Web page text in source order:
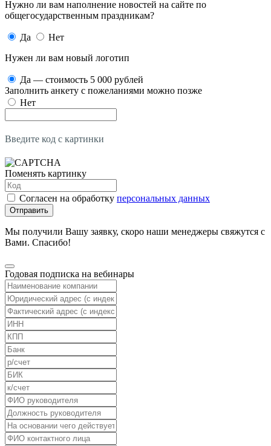
Нужно ли вам наполнение новостей на сайте по
общегосударственным праздникам?
Да
Нет
Нужен ли вам новый логотип
Да — стоимость 5 000 рублей
Заполнить анкету с пожеланиями можно позже
Нет
Введите код с картинки
Поменять картинку
Согласен на обработку персональных данных
Отправить
Мы получили Вашу заявку, скоро наши менеджеры свяжутся с
Вами. Спасибо!
Годовая подписка на вебинары